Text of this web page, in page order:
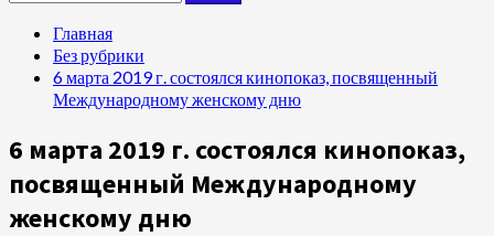
Главная
Без рубрики
6 марта 2019 г. состоялся кинопоказ, посвященный
Международному женскому дню
6 марта 2019 г. состоялся кинопоказ,
посвященный Международному
женскому дню